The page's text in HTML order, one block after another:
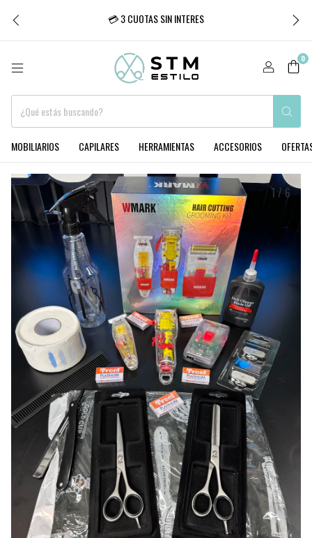
💳 3 CUOTAS SIN INTERES
0
MOBILIARIOS CAPILARES HERRAMIENTAS ACCESORIOS
1/6